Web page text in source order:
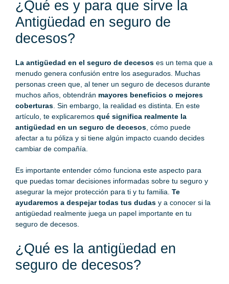
¿Qué es y para que sirve la
Antigüedad en seguro de
decesos?
La antigüedad en el seguro de decesos es un tema que a
menudo genera confusión entre los asegurados. Muchas
personas creen que, al tener un seguro de decesos durante
muchos años, obtendrán mayores beneficios o mejores
coberturas . Sin embargo, la realidad es distinta. En este
artículo, te explicaremos qué significa realmente la
antigüedad en un seguro de decesos , cómo puede
afectar a tu póliza y si tiene algún impacto cuando decides
cambiar de compañía.
Es importante entender cómo funciona este aspecto para
que puedas tomar decisiones informadas sobre tu seguro y
asegurar la mejor protección para ti y tu familia. Te
ayudaremos a despejar todas tus dudas y a conocer si la
antigüedad realmente juega un papel importante en tu
seguro de decesos.
¿Qué es la antigüedad en
seguro de decesos?